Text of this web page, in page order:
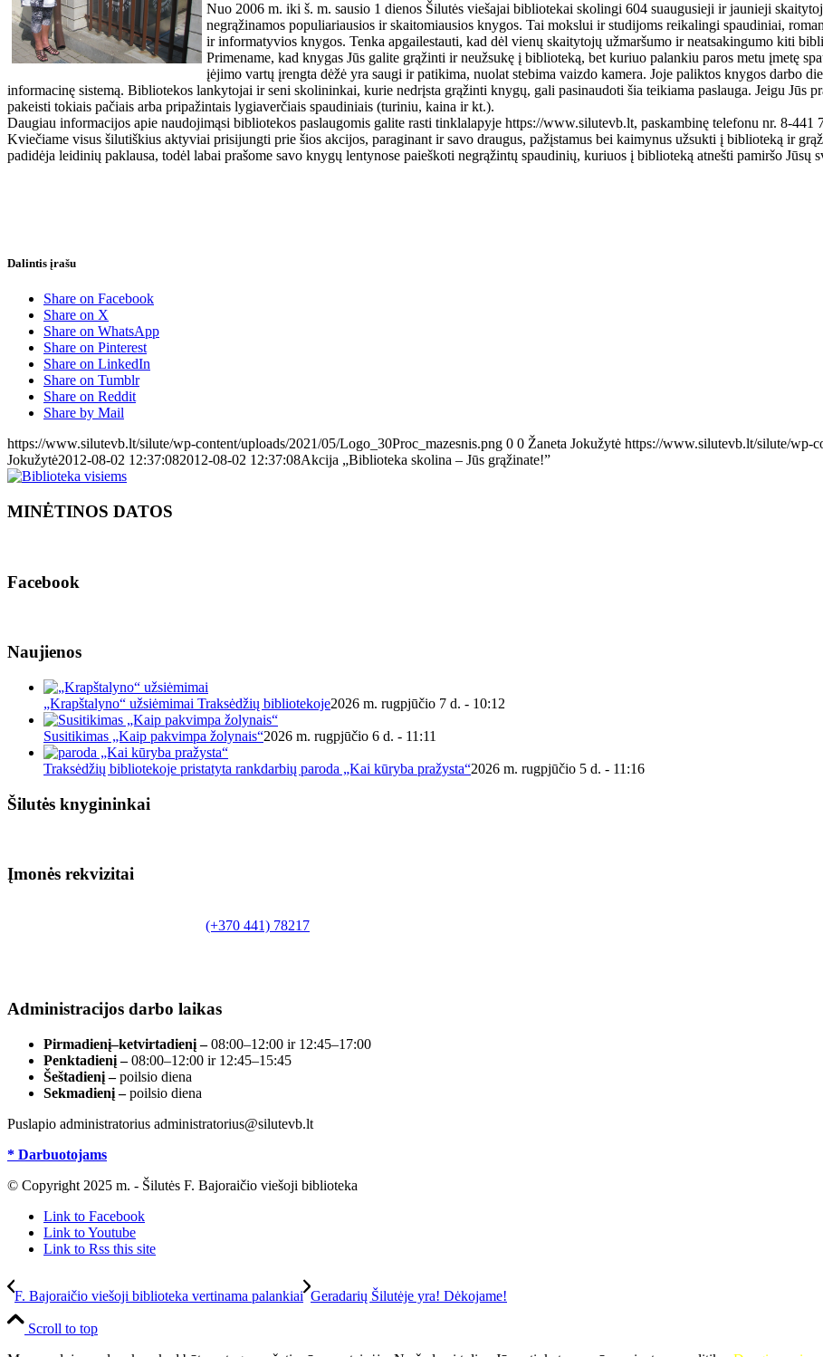
Nuo 2006 m. iki š. m. sausio 1 dienos Šilutės viešajai bibliotekai skolingi 604 suaugusieji ir jaunieji
negrąžinamos populiariausios ir skaitomiausios knygos. Tai mokslui ir studijoms reikalingi spaudiniai,
ir informatyvios knygos. Tenka apgailestauti, kad dėl vienų skaitytojų užmaršumo ir neatsakingumo kiti
Primename, kad knygas Jūs galite grąžinti ir neužsukę į biblioteką, bet kuriuo palankiu paros metu įmetę
įėjimo vartų įrengta dėžė yra saugi ir patikima, nuolat stebima vaizdo kamera. Joje paliktos knygos darbo
informacinę sistemą. Bibliotekos lankytojai ir seni skolininkai, kurie nedrįsta grąžinti knygų, gali pasinaudoti šia teikiama paslauga. Jeigu Jūs
pakeisti tokiais pačiais arba pripažintais lygiaverčiais spaudiniais (turiniu, kaina ir kt.).
Daugiau informacijos apie naudojimąsi bibliotekos paslaugomis galite rasti tinklalapyje https://www.silutevb.lt, paskambinę telefonu nr. 8-441
Kviečiame visus šilutiškius aktyviai prisijungti prie šios akcijos, paraginant ir savo draugus, pažįstamus bei kaimynus užsukti į biblioteką ir
padidėja leidinių paklausa, todėl labai prašome savo knygų lentynose paieškoti negrąžintų spaudinių, kuriuos į biblioteką atnešti pamiršo Jūsų
Dalintis įrašu
Share on Facebook
Share on X
Share on WhatsApp
Share on Pinterest
Share on LinkedIn
Share on Tumblr
Share on Reddit
Share by Mail
https://www.silutevb.lt/silute/wp-content/uploads/2021/05/Logo_30Proc_mazesnis.png 0 0 Žaneta Jokužytė https://www.silutevb.lt/silute/wp-
Jokužytė2012-08-02 12:37:082012-08-02 12:37:08Akcija „Biblioteka skolina – Jūs grąžinate!”
MINĖTINOS DATOS
Facebook
Naujienos
„Krapštalyno“ užsiėmimai Traksėdžių bibliotekoje2026 m. rugpjūčio 7 d. - 10:12
Susitikimas „Kaip pakvimpa žolynais“2026 m. rugpjūčio 6 d. - 11:11
Traksėdžių bibliotekoje pristatyta rankdarbių paroda „Kai kūryba pražysta“2026 m. rugpjūčio 5 d. - 11:16
Šilutės knygininkai
Įmonės rekvizitai
(+370 441) 78217
Administracijos darbo laikas
Pirmadienį–ketvirtadienį –08:00–12:00 ir 12:45–17:00
Penktadienį –08:00–12:00 ir 12:45–15:45
Šeštadienį –poilsio diena
Sekmadienį –poilsio diena
Puslapio administratorius administratorius@silutevb.lt
* Darbuotojams
© Copyright 2025 m. - Šilutės F. Bajoraičio viešoji biblioteka
Link to Facebook
Link to Youtube
Link to Rss this site
F. Bajoraičio viešoji biblioteka vertinama palankiai Geradarių Šilutėje yra! Dėkojame!
Scroll to top